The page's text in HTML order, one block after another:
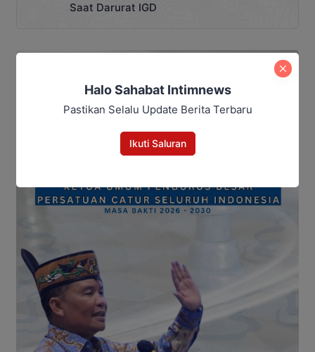
Saat Darurat IGD
Halo Sahabat Intimnews
Pastikan Selalu Update Berita Terbaru
Ikuti Saluran